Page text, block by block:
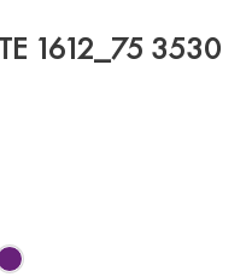
1612_75 3530